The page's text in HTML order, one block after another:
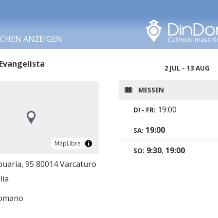
ANZEIGEN
MapLibre
MapLibre
95 80014 Varcaturo
2 JUL - 13 AUG
MESSEN
DI - FR: 19:00
SA: 19:00
SO: 9:30, 19:00